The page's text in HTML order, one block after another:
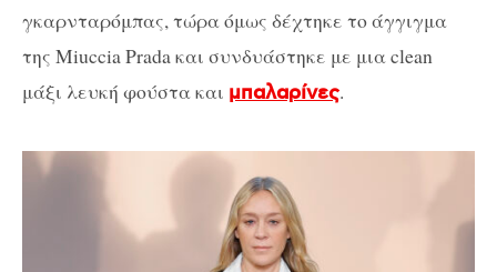
γκαρνταρόμπας, τώρα όμως δέχτηκε το άγγιγμα
της Miuccia Prada και συνδυάστηκε με μια clean
μάξι λευκή φούστα και μπαλαρίνες.